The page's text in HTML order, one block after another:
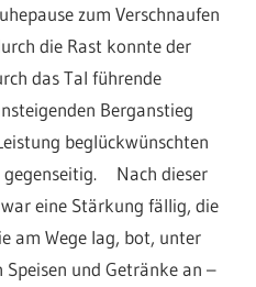
zum Verschnaufen
die Rast konnte der
das Tal führende
Berganstieg
beglückwünschten
Nach dieser
eine Stärkung fällig, die
am Wege lag, bot, unter
und Getränke an –